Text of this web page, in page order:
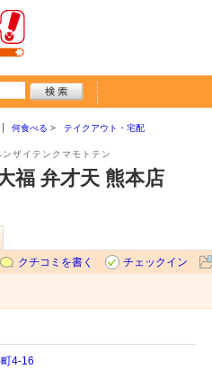
何食べる テイクアウト・宅配
ザイテンクマモトテン
福 弁才天 熊本店
クチコミを書く
チェックイン
4-16